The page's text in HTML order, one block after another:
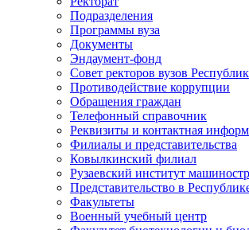
Подразделения
Программы вуза
Документы
Эндаумент-фонд
Совет ректоров вузов
Противодействие коррупции
Обращения граждан
Телефонный справочник
Реквизиты и контактная
Филиалы и представительства
Ковылкинский филиал
Рузаевский институт
Представительство в
Факультеты
Военный учебный центр